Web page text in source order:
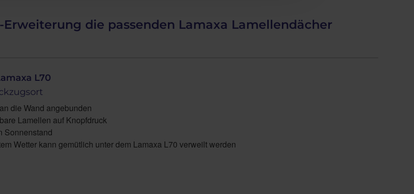
die passenden Lamaxa Lamellendächer
L70
die Wand angebunden
Lamellen auf Knopfdruck
Sonnenstand
Wetter kann gemütlich unter dem Lamaxa L70 verweilt werden